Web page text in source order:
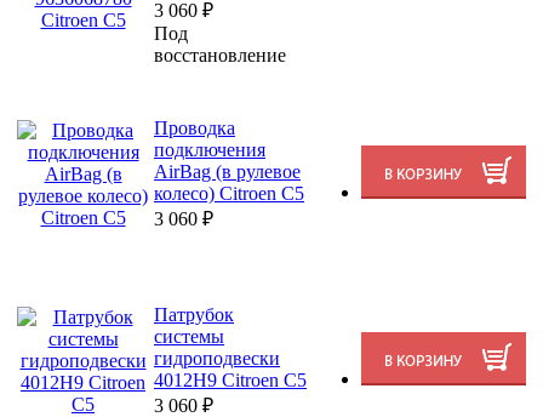
3 060 ₽
Под
восстановление
Проводка
подключения
AirBag (в рулевое
колесо) Citroen C5
3 060 ₽
Патрубок
системы
гидроподвески
4012H9 Citroen C5
3 060 ₽